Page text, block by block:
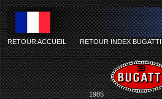
RETOUR ACCUEIL-RETOUR INDEX BUGATTI
1985